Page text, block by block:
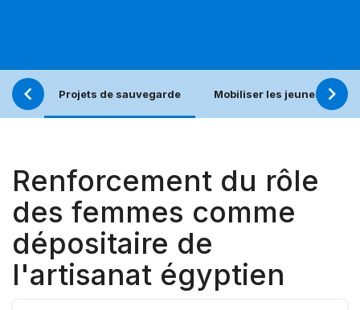
Projets de sauvegarde Mobiliser les jeunes pour
Renforcement du rôle
des femmes comme
dépositaire de
l'artisanat égyptien